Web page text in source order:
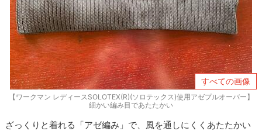
すべての画像
【ワークマン レディースSOLOTEX(R)(ソロテックス)使用アゼプルオーバー】
細かい編み目であたたかい
ざっくりと着れる「アゼ編み」で、風を通しにくくあたたかい